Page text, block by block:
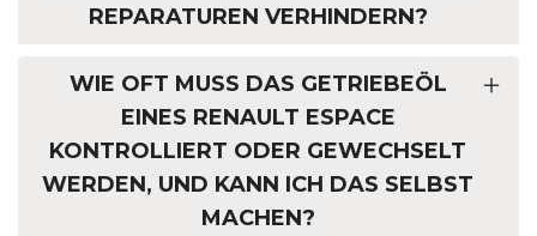
REPARATUREN VERHINDERN?
WIE OFT MUSS DAS GETRIEBEÖL
EINES RENAULT ESPACE
KONTROLLIERT ODER GEWECHSELT
WERDEN, UND KANN ICH DAS SELBST
MACHEN?